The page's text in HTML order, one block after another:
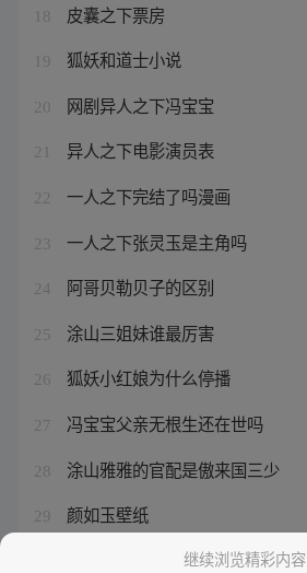
18 皮囊之下票房
19 狐妖和道士小说
20 网剧异人之下冯宝宝
21 异人之下电影演员表
22 一人之下完结了吗漫画
23 一人之下张灵玉是主角吗
24 阿哥贝勒贝子的区别
25 涂山三姐妹谁最厉害
26 狐妖小红娘为什么停播
27 冯宝宝父亲无根生还在世吗
28 涂山雅雅的官配是傲来国三少
29 颜如玉壁纸
一人之下角色帅气图片高清
继续浏览精彩内容